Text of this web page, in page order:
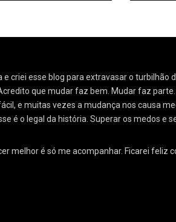
e criei esse blog para extravasar o turbilhão
que mudar faz bem. Mudar faz
e muitas vezes a mudança nos causa
é o legal da história. Superar os medos e
melhor é só me acompanhar. Ficarei feliz